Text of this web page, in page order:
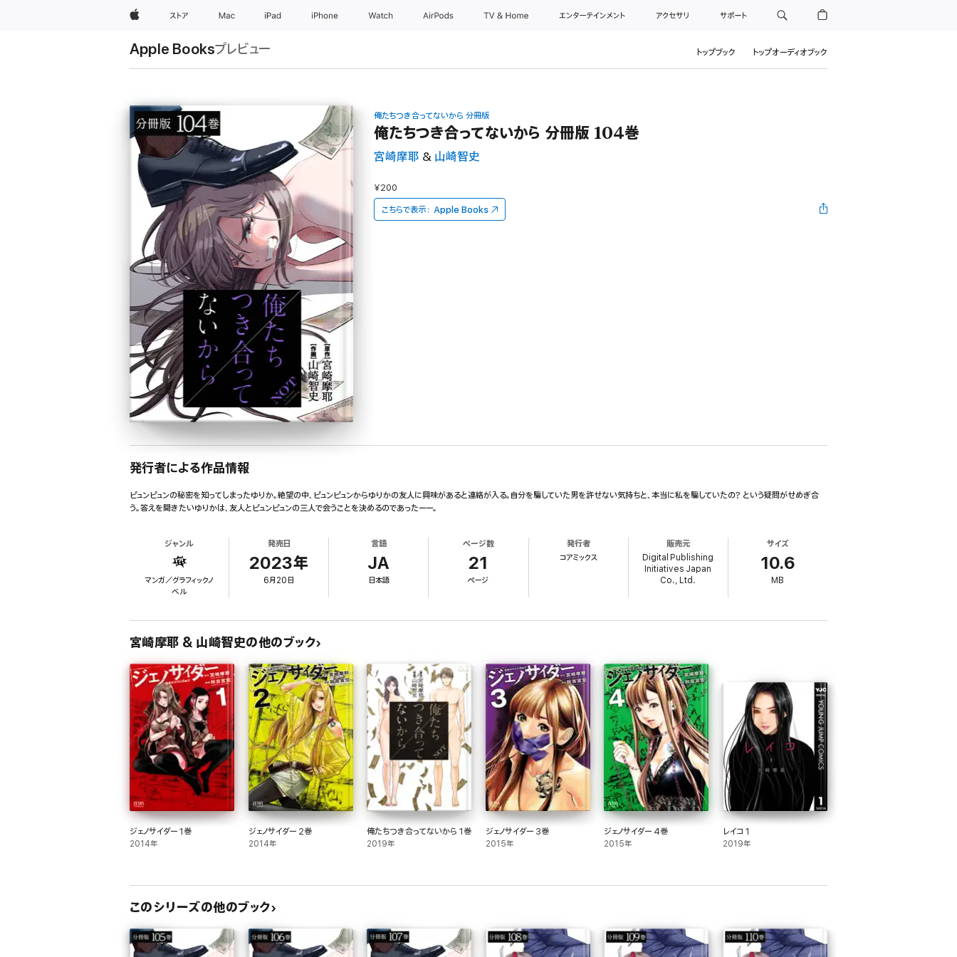
Appleストア Mac iPad iPhone Watch AirPods TV & Home エンターテインメント アクセサリ サポート
Apple Booksプレビュー トップブック トップオーディオブック
俺たちつき合ってないから 分冊版
俺たちつき合ってないから 分冊版 104巻
宮崎摩耶 & 山崎智史
¥200
こちらで表示： Apple Books
発行者による作品情報
ピュンピュンの秘密を知ってしまったゆりか。絶望の中、ピュンピュンからゆりかの友人に興味があると連絡が入る。自分を騙していた男を許せない気持ちと、本当に私を騙していたの? という疑問がせめぎ合
う。答えを聞きたいゆりかは、友人とピュンピュンの三人で会うことを決めるのであったーー。
ジャンル
マンガ／グラフィックノ
ベル
発売日
2023年
6月20日
言語
JA
日本語
ページ数
21
ページ
発行者
コアミックス
販売元
Digital Publishing
Initiatives Japan
Co., Ltd.
サイズ
10.6
MB
宮崎摩耶 & 山崎智史の他のブック
ジェノサイダー 1巻
2014年
ジェノサイダー 2巻
2014年
俺たちつき合ってないから 1巻
2019年
ジェノサイダー 3巻
2015年
ジェノサイダー 4巻
2015年
レイコ 1
2019年
このシリーズの他のブック